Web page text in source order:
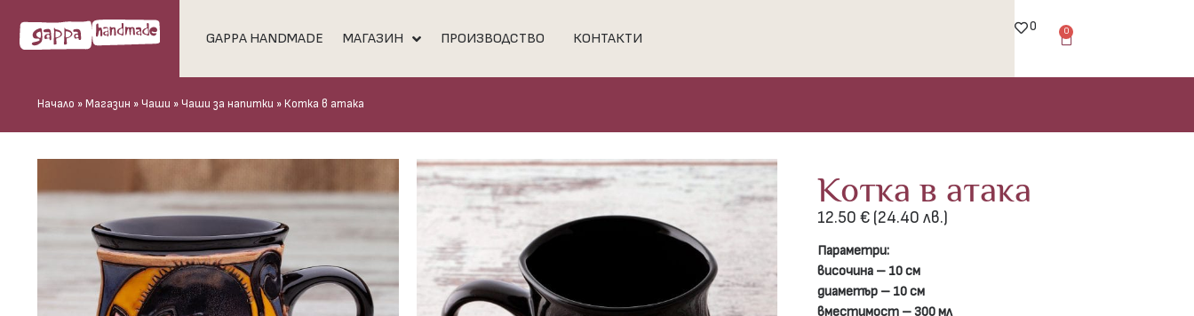
GAPPA HANDMADE МАГАЗИН ПРОИЗВОДСТВО КОНТАКТИ
0 0
Начало » Магазин » Чаши » Чаши за напитки » Котка в атака
Котка в атака
12.50€ (24.40 лв.)
Параметри:
височина – 10 см
диаметър – 10 см
вместимост – 300 мл